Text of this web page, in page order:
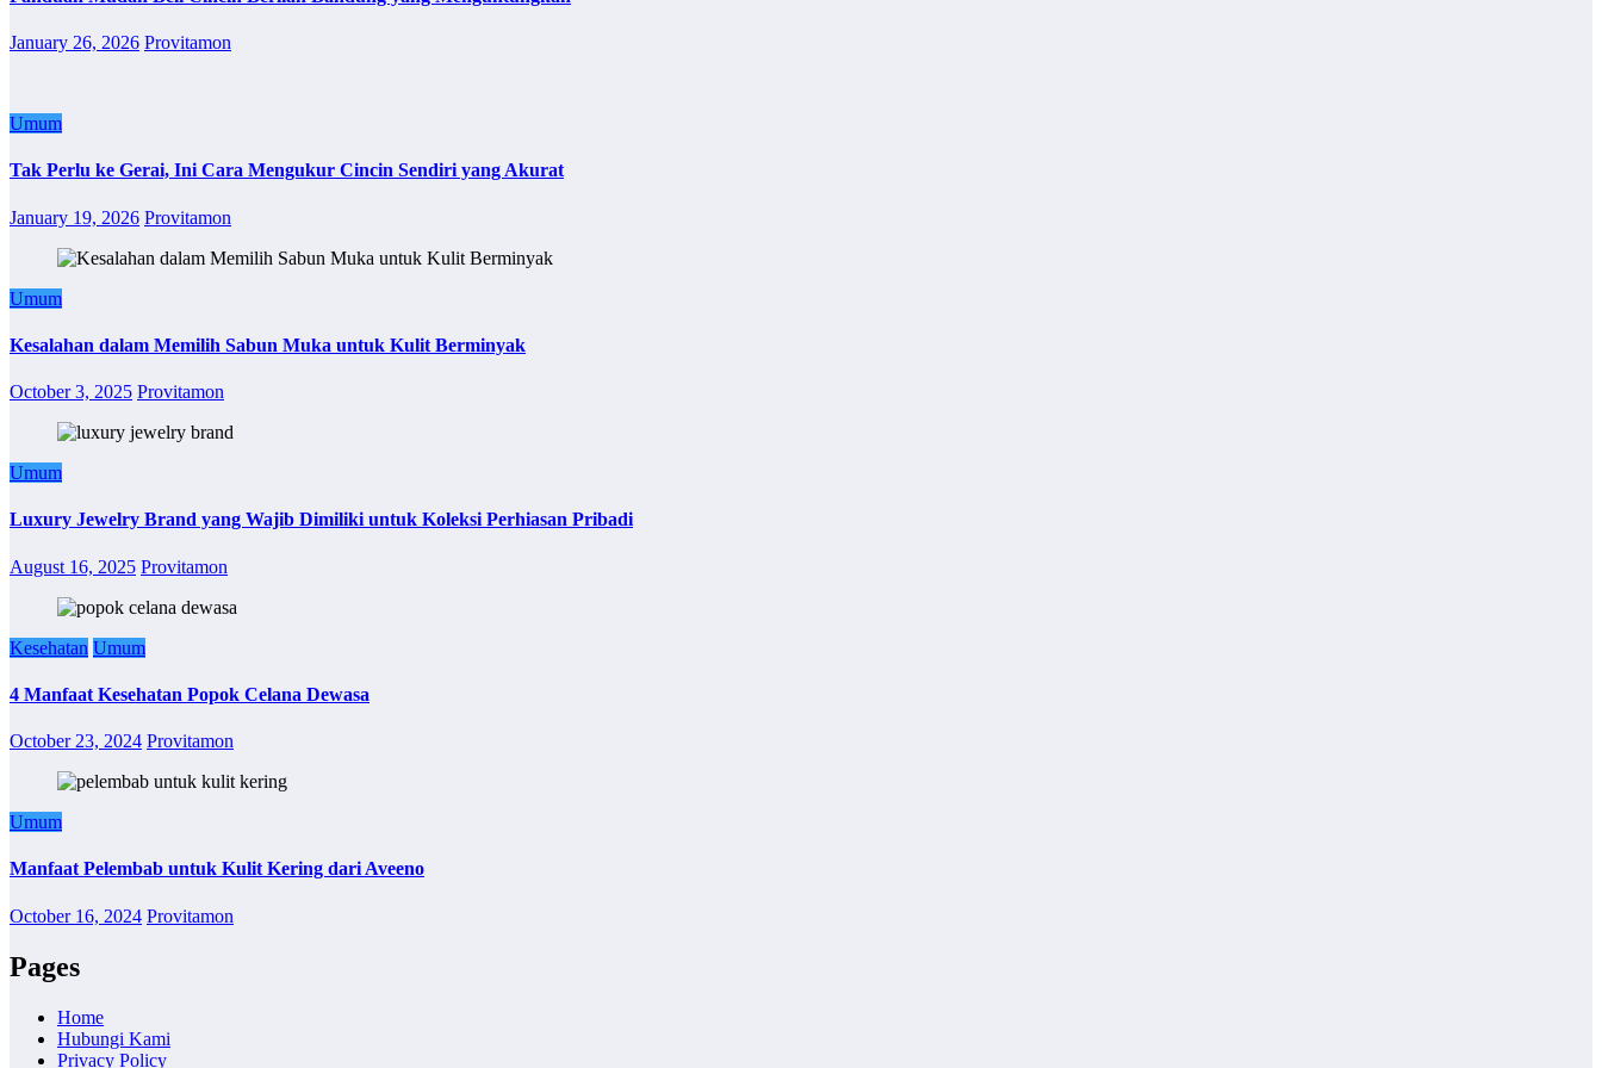
January 26, 2026 Provitamon
Umum
Tak Perlu ke Gerai, Ini Cara Mengukur Cincin Sendiri yang Akurat
January 19, 2026 Provitamon
Umum
Kesalahan dalam Memilih Sabun Muka untuk Kulit Berminyak
October 3, 2025 Provitamon
Umum
Luxury Jewelry Brand yang Wajib Dimiliki untuk Koleksi Perhiasan Pribadi
August 16, 2025 Provitamon
Kesehatan Umum
4 Manfaat Kesehatan Popok Celana Dewasa
October 23, 2024 Provitamon
Umum
Manfaat Pelembab untuk Kulit Kering dari Aveeno
October 16, 2024 Provitamon
Pages
Home
Hubungi Kami
Privacy Policy